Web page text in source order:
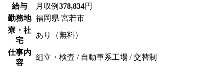
給与 月収例 378,834円
勤務地 福岡県 宮若市
寮・社
宅
あり（無料）
仕事内
容
組立・検査 / 自動車系工場 / 交替制